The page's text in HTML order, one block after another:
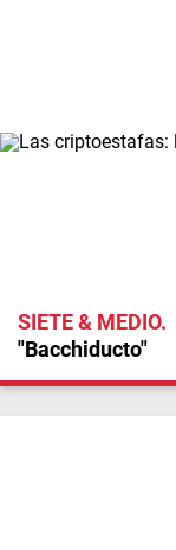
SIETE & MEDIO
"Bacchiducto"